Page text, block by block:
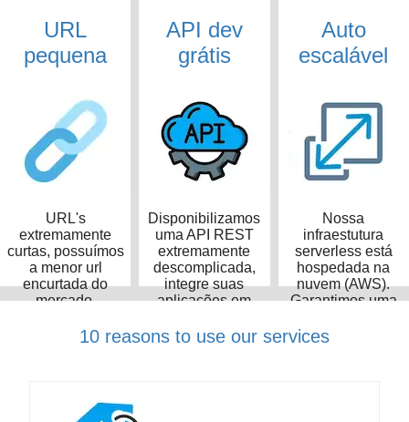
URL
pequena
URL's
extremamente
curtas, possuímos
a menor url
encurtada do
mercado,
14 caracteres
API dev
grátis
Disponibilizamos
uma API REST
extremamente
descomplicada,
integre suas
aplicações em
Auto
escalável
Nossa
infraestutura
serverless está
hospedada na
nuvem (AWS).
Garantimos uma
disponibilidade de
10 reasons to use our services